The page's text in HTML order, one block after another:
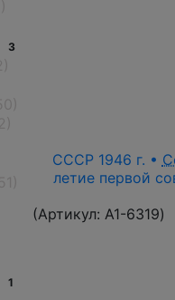
3
1
СССР 1946 г. •
летие первой
(Артикул: A1-6319)